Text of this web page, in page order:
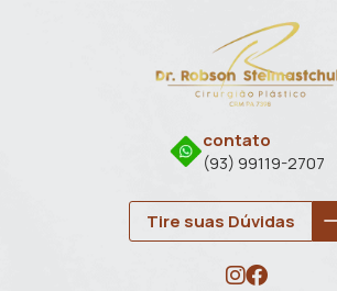
contato
(93) 99119-2707
Tire suas Dúvidas